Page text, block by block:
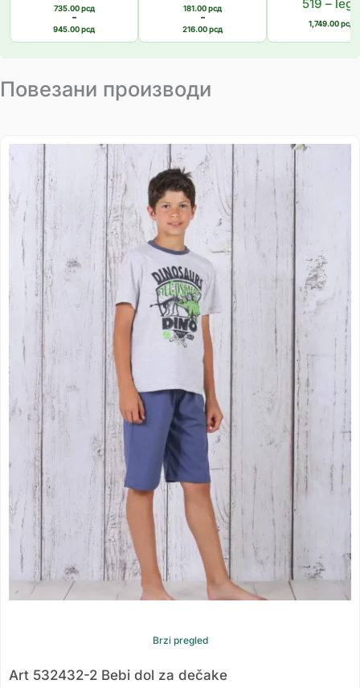
735.00рсд
–
945.00рсд
181.00рсд
–
216.00рсд
519 – lego
1,749.00рсд
Повезани производи
Brzi pregled
Art 532432-2 Bebi dol za dečake